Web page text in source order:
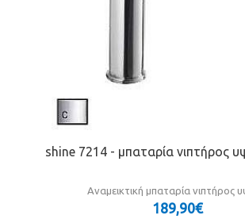
shine 7214 - μπαταρία νιπτήρος
Αναμεικτική μπαταρία νιπτήρος
189,90€